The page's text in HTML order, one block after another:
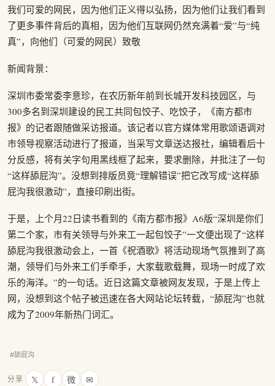
我们可爱的网民，因为他们正义得以弘扬，因为他们让我们看到
了更多事件背后的真相，因为他们互联网仍然充满着“爱”与“纯
真”，向他们（可爱的网民）致敬
新闻背景：
深圳市委常委李意珍，在农历新年前到长城开发科技园区，与
300多名到深圳建设的民工共同包饺子、吃饺子，《南方都市
报》的记者跟随做采访报道。该记者以官方媒体常用歌颂语调对
市领导视察活动进行了报道，当采写文章送达报社，编辑看后十
分反感，将有关字句用黑线框了起来，要求删除，并批注了一句
“这样舔屁沟”。没想到排版员竟“理解错误”把它改写成“这样舔
屁沟我很激动”，直接印刷出街。
于是，上个月22日读书看到的《南方都市报》A6版“深圳是你们
第二个家，市有关领导与外来工一起包饺子”一文便出现了“这样
舔屁沟我很激动会上，一首《祝酒歌》将活动现场气氛推到了高
潮，领导们与外来工们手牵手，大家载歌载舞，现场一时成了欢
乐的海洋。”的一句话。近日这篇文章被网友发现，于是上传上
网，没想到这个帖子被迅速在各大网站论坛转载，“舔屁沟”也就
成为了2009年新热门词汇。
#舔屁沟
分享 𝕏 f 微 ✉